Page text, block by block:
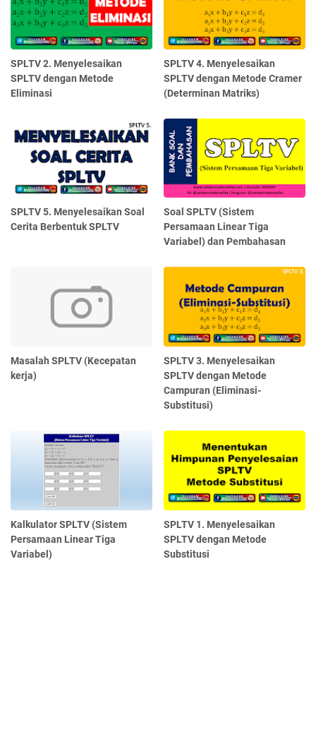
SPLTV 2. Menyelesaikan
SPLTV dengan Metode
Eliminasi
SPLTV 4. Menyelesaikan
SPLTV dengan Metode Cramer
(Determinan Matriks)
SPLTV 5. Menyelesaikan Soal
Cerita Berbentuk SPLTV
Soal SPLTV (Sistem
Persamaan Linear Tiga
Variabel) dan Pembahasan
Masalah SPLTV (Kecepatan
kerja)
SPLTV 3. Menyelesaikan
SPLTV dengan Metode
Campuran (Eliminasi-
Substitusi)
Kalkulator SPLTV (Sistem
Persamaan Linear Tiga
Variabel)
SPLTV 1. Menyelesaikan
SPLTV dengan Metode
Substitusi